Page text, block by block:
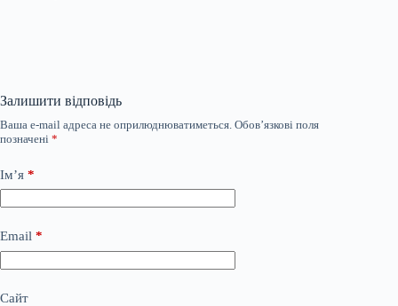
Залишити відповідь
Ваша e-mail адреса не оприлюднюватиметься. Обов’язкові поля
позначені *
Ім’я *
Email *
Сайт